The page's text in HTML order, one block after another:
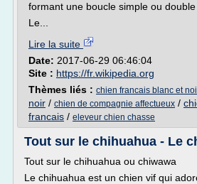
formant une boucle simple ou double
Le...
Lire la suite
Date: 2017-06-29 06:46:04
Site : https://fr.wikipedia.org
Thèmes liés : chien francais blanc et
noir / chien de compagnie affectueux /
francais / eleveur chien chasse
Tout sur le chihuahua - Le
Tout sur le chihuahua ou chiwawa
Le chihuahua est un chien vif qui